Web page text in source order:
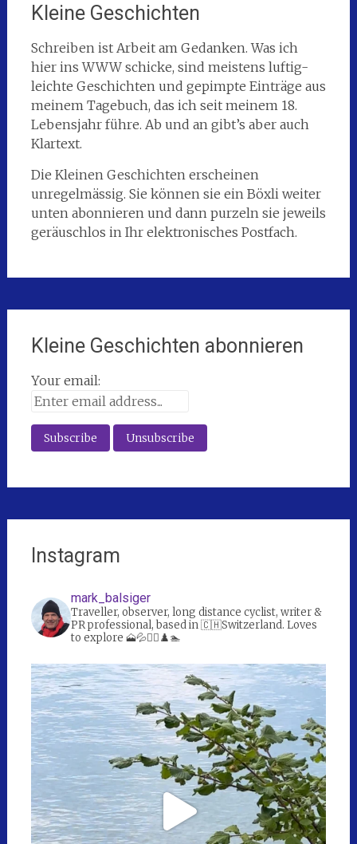
Kleine Geschichten
Schreiben ist Arbeit am Gedanken. Was ich
hier ins WWW schicke, sind meistens luftig-
leichte Geschichten und gepimpte Einträge aus
meinem Tagebuch, das ich seit meinem 18.
Lebensjahr führe. Ab und an gibt’s aber auch
Klartext.
Die Kleinen Geschichten erscheinen
unregelmässig. Sie können sie ein Böxli weiter
unten abonnieren und dann purzeln sie jeweils
geräuschlos in Ihr elektronisches Postfach.
Kleine Geschichten abonnieren
Your email:
Instagram
mark_balsiger
Traveller, observer, long distance cyclist, writer &
PR professional, based in 🇨🇭Switzerland. Loves
to explore 🗻💦🚴‍♀️♟️🏊